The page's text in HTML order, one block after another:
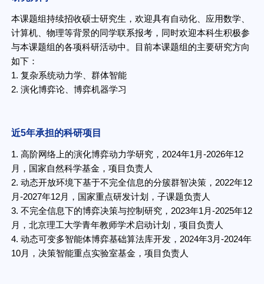
本课题组持续招收硕士研究生，欢迎具有自动化、应用数学、
计算机、物理等背景的同学联系报考，同时欢迎本科生积极参
与本课题组的各项科研活动中。目前本课题组的主要研究方向
如下：
1. 复杂系统动力学、群体智能
2. 演化博弈论、博弈机器学习
近5年承担的科研项目
1. 高阶网络上的演化博弈动力学研究，2024年1月-2026年12
月，国家自然科学基金，项目负责人
2. 动态开放环境下基于不完全信息的分簇群智决策，2022年12
月-2027年12月，国家重点研发计划，子课题负责人
3. 不完全信息下的博弈决策与控制研究，2023年1月-2025年12
月，北京理工大学青年教师学术启动计划，项目负责人
4. 动态可变多智能体博弈基础算法库开发，2024年3月-2024年
10月，决策智能重点实验室基金，项目负责人